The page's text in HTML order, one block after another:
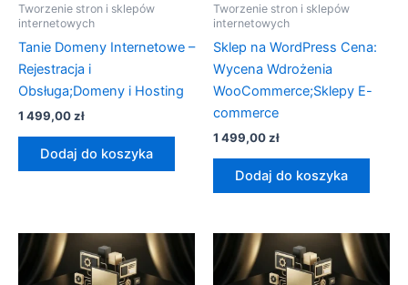
Tworzenie stron i sklepów
internetowych
Tanie Domeny Internetowe –
Rejestracja i
Obsługa;Domeny i Hosting
1 499,00zł
Dodaj do koszyka
Tworzenie stron i sklepów
internetowych
Sklep na WordPress Cena:
Wycena Wdrożenia
WooCommerce;Sklepy E-
commerce
1 499,00zł
Dodaj do koszyka